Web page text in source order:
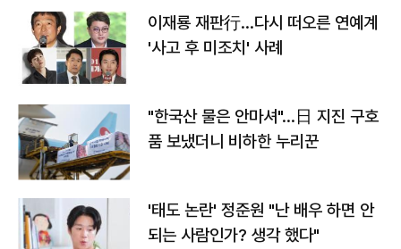
이재룡 재판行…다시 떠오른 연예계
'사고 후 미조치' 사례
"한국산 물은 안마셔"…日 지진 구호
품 보냈더니 비하한 누리꾼
'태도 논란' 정준원 "난 배우 하면 안
되는 사람인가? 생각 했다"